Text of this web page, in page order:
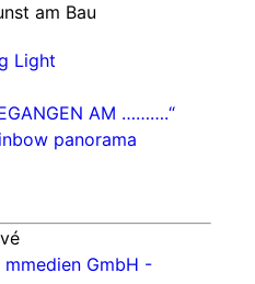
am Bau
Light
AM ……….“
panorama
mmedien GmbH -